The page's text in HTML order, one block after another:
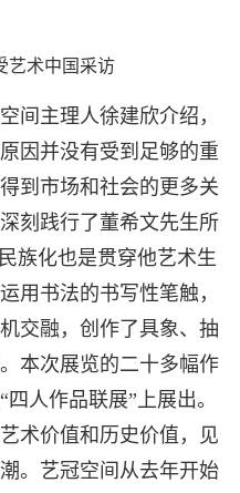
艺术中国采访
间主理人徐建欣介绍，
因并没有受到足够的重
到市场和社会的更多关
刻践行了董希文先生所
族化也是贯穿他艺术生
用书法的书写性笔触，
交融，创作了具象、抽
本次展览的二十多幅作
人作品联展”上展出。
术价值和历史价值，见
。艺冠空间从去年开始